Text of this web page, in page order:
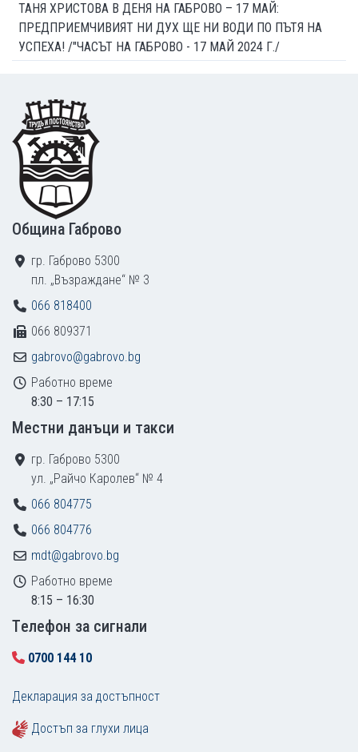
ТАНЯ ХРИСТОВА В ДЕНЯ НА ГАБРОВО – 17 МАЙ:
ПРЕДПРИЕМЧИВИЯТ НИ ДУХ ЩЕ НИ ВОДИ ПО ПЪТЯ НА
УСПЕХА! /"ЧАСЪТ НА ГАБРОВО - 17 МАЙ 2024 Г./
Footer
Община Габрово
гр. Габрово 5300
пл. „Възраждане“ № 3
066 818400
066 809371
gabrovo@gabrovo.bg
Работно време
8:30 – 17:15
Местни данъци и такси
гр. Габрово 5300
ул. „Райчо Каролев“ № 4
066 804775
066 804776
mdt@gabrovo.bg
Работно време
8:15 – 16:30
Tелефон за сигнали
0700 144 10
Декларация за достъпност
Достъп за глухи лица